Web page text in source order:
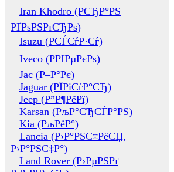
Iran Khodro (РСЂР°РЅ
РҐРѕРЅРґСЂРѕ)
Isuzu (РСЃСѓР·Сѓ)
Iveco (РРІРµРєРѕ)
Jac (Р–Р°Рє)
Jaguar (РЇРіСѓР°СЂ)
Jeep (Р”Р¶РёРї)
Karsan (РљР°СЂСЃР°РЅ)
Kia (РљРёР°)
Lancia (Р›Р°РЅС‡РёСЏ,
Р›Р°РЅС‡Р°)
Land Rover (Р›РµРЅРґ